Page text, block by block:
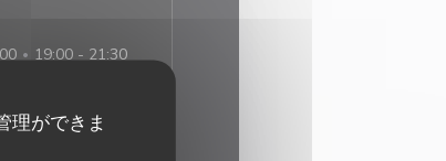
理ができま
• 19:00 - 21:30